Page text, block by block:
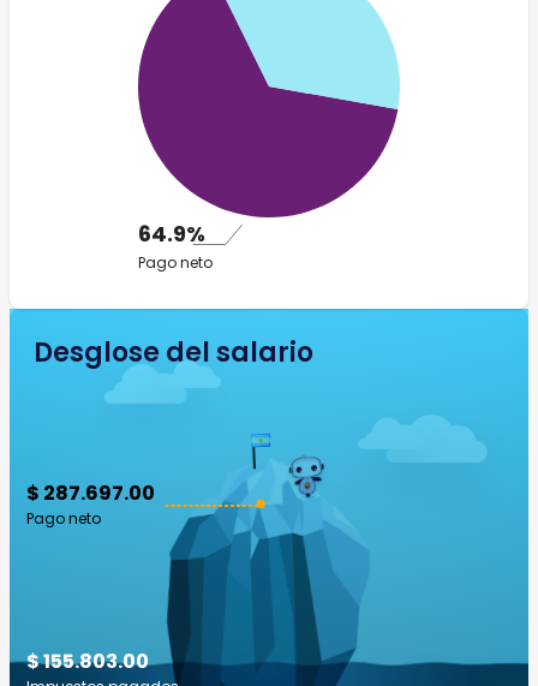
64.9%
Pago neto
Desglose del salario
$ 287.697.00
Pago neto
$ 155.803.00